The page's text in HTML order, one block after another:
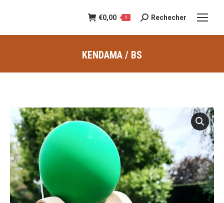
€0,00 0
Recherche
:
Rechecher
KENDAMA / BS